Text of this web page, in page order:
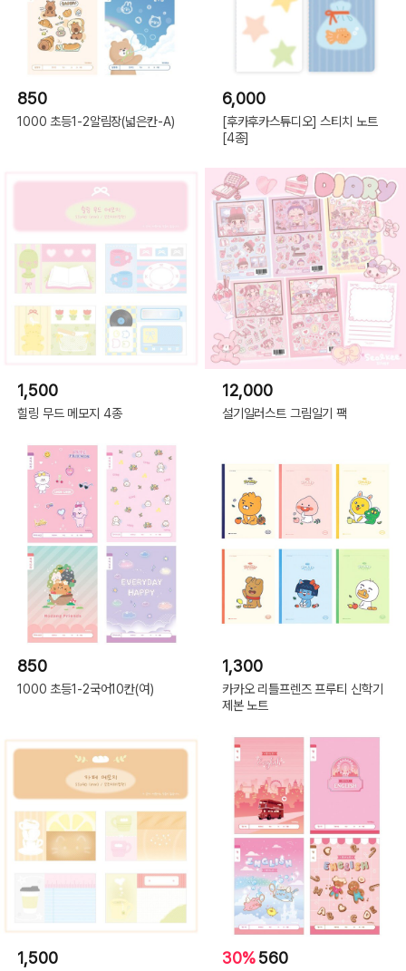
850
1000 초등1-2알림장(넓은칸-A)
6,000
[후카후카스튜디오] 스티치 노트
[4종]
1,500
힐링 무드 메모지 4종
12,000
설기일러스트 그림일기 팩
850
1000 초등1-2국어10칸(여)
1,300
카카오 리틀프렌즈 프루티 신학기
제본 노트
1,500 30%560